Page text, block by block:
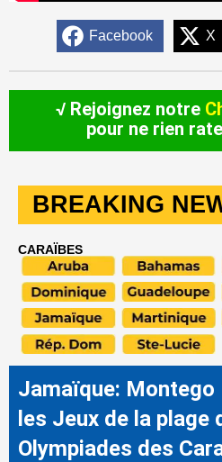
Facebook X
√ Rejoignez notre
pour ne rien
BREAKING
CARAÏBES
Jamaïque: Montego
les Jeux de la plage
Olympiades des